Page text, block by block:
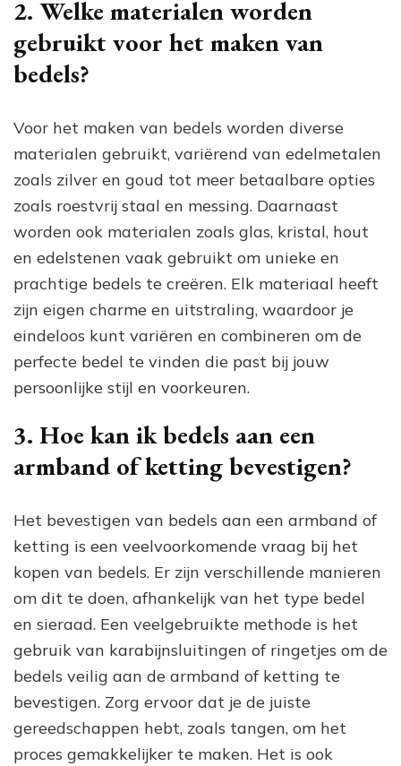
2. Welke materialen worden
gebruikt voor het maken van
bedels?
Voor het maken van bedels worden diverse
materialen gebruikt, variërend van edelmetalen
zoals zilver en goud tot meer betaalbare opties
zoals roestvrij staal en messing. Daarnaast
worden ook materialen zoals glas, kristal, hout
en edelstenen vaak gebruikt om unieke en
prachtige bedels te creëren. Elk materiaal heeft
zijn eigen charme en uitstraling, waardoor je
eindeloos kunt variëren en combineren om de
perfecte bedel te vinden die past bij jouw
persoonlijke stijl en voorkeuren.
3. Hoe kan ik bedels aan een
armband of ketting bevestigen?
Het bevestigen van bedels aan een armband of
ketting is een veelvoorkomende vraag bij het
kopen van bedels. Er zijn verschillende manieren
om dit te doen, afhankelijk van het type bedel
en sieraad. Een veelgebruikte methode is het
gebruik van karabijnsluitingen of ringetjes om de
bedels veilig aan de armband of ketting te
bevestigen. Zorg ervoor dat je de juiste
gereedschappen hebt, zoals tangen, om het
proces gemakkelijker te maken. Het is ook